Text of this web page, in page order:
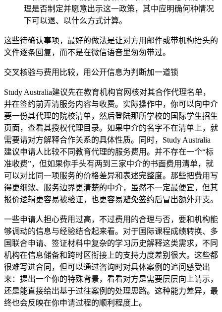
理是否制定并愿意出示这一政策，其中应明确何种情况
下可以退、以什么方式计算。
这些待确认事项，最好的做法是让对方用邮件或带机构抬头的
文件逐条回复，而不是在微信语音里匆匆带过。
交叉核验与费用比较，用公开信息为判断加一道锁
Study Australia建议先在教育机构官网核对其合作代理名单，
并在签约前弄清服务内容与收费。实际操作中，你可以向中介
要一份其代理的院校清单，然后登陆那所学校的国际学生招生
页面，查看其授权代理目录。如果中介的名字不在清单上，就
需要请对方解释合作关系的具体性质。同时，Study Australia
建议申请人比较不同教育代理的服务费用。并不存在一个“标
准收费”，但如果你手头有两到三家中介的书面费用清单，就
可以对比同一项服务的价格差异和表述完整度。那些把费用写
得更细致、服务边界更清楚的中介，虽然不一定最便宜，但其
报价逻辑更容易被验证，也更容易避免签约后冒出额外开支。
一些申请人担心费用过高，不过费用的合理与否，要和机构能
够调动的信息与经验结合起来看。对于国际课程成绩转换、多
国联合申请、签证材料中复杂的学习历史解释这类需求，不同
机构在信息储备和跨时区衔接上的支持力度差别很大。这些都
很难写进合同，但可以通过咨询时对具体案例的追问感受出
来：提出一个你的特殊背景，看看对方是需要层层向上请示，
还是能直接给出基于过往案例的处理思路。这种能力差异，最
终也会反映在你申请过程的顺利程度上。